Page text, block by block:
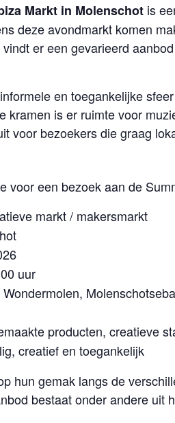
Markt in Molenschot is
deze avondmarkt komen
er een gevarieerd
en toegankelijke
kramen is er ruimte voor
voor bezoekers die graag
voor een bezoek aan de
markt / makersmarkt
uur
Wondermolen,
producten, creatieve
creatief en toegankelijk
hun gemak langs de
bestaat onder andere uit